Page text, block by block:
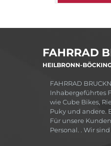
FAHRRAD
HEILBRONN-
FAHRRAD
Inhabergeführtes
wie Cube Bikes,
Puky und andere.
Für unsere
Personal. . Wir